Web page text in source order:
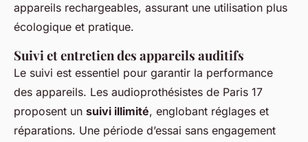
appareils rechargeables, assurant une utilisation plus
écologique et pratique.
Suivi et entretien des appareils auditifs
Le suivi est essentiel pour garantir la performance
des appareils. Les audioprothésistes de Paris 17
proposent un suivi illimité, englobant réglages et
réparations. Une période d’essai sans engagement